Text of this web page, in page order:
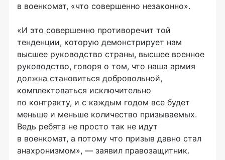
в военкомат, «что совершенно незаконно».
«И это совершенно противоречит той
тенденции, которую демонстрирует нам
высшее руководство страны, высшее военное
руководство, говоря о том, что наша армия
должна становиться добровольной,
комплектоваться исключительно
по контракту, и с каждым годом все будет
меньше и меньше количество призываемых.
Ведь ребята не просто так не идут
в военкомат, а потому что призыв давно стал
анахронизмом», — заявил правозащитник.